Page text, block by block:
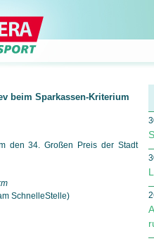
beim Sparkassen-Kriterium
den 34. Großen Preis der Stadt
SchnelleStelle)